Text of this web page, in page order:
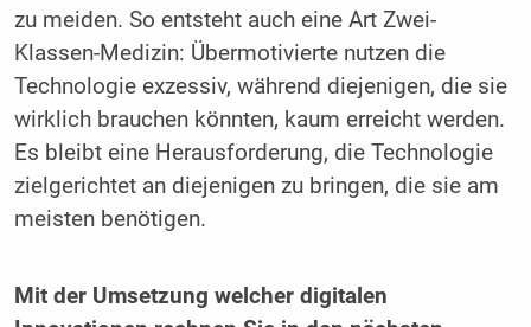
zu meiden. So entsteht auch eine Art Zwei-
Klassen-Medizin: Übermotivierte nutzen die
Technologie exzessiv, während diejenigen, die sie
wirklich brauchen könnten, kaum erreicht werden.
Es bleibt eine Herausforderung, die Technologie
zielgerichtet an diejenigen zu bringen, die sie am
meisten benötigen.
Mit der Umsetzung welcher digitalen